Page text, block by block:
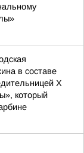
в составе
X
который